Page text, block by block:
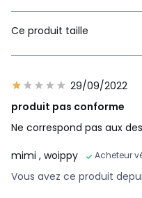
Ce produit taille
29/09/2022
produit pas conforme
Ne correspond pas aux
mimi , woippy Acheteur
Vous avez ce produit